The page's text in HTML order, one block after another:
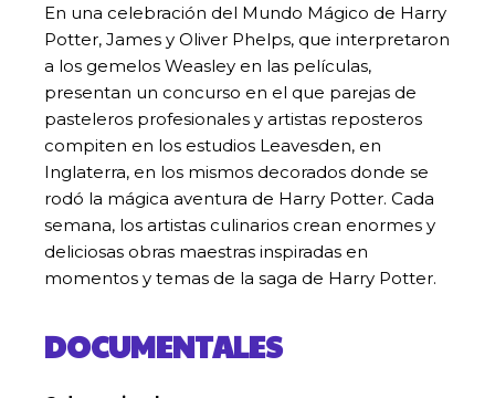
En una celebración del Mundo Mágico de Harry
Potter, James y Oliver Phelps, que interpretaron
a los gemelos Weasley en las películas,
presentan un concurso en el que parejas de
pasteleros profesionales y artistas reposteros
compiten en los estudios Leavesden, en
Inglaterra, en los mismos decorados donde se
rodó la mágica aventura de Harry Potter. Cada
semana, los artistas culinarios crean enormes y
deliciosas obras maestras inspiradas en
momentos y temas de la saga de Harry Potter.
DOCUMENTALES